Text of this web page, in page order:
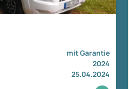
mit Garantie
2024
25.04.2024